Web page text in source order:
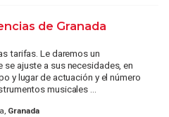
de Granada
tarifas. Le daremos un
se ajuste a sus necesidades, en
y lugar de actuación y el número
musicales ...
Granada